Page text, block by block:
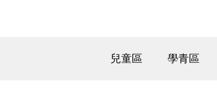
兒童區 學青區